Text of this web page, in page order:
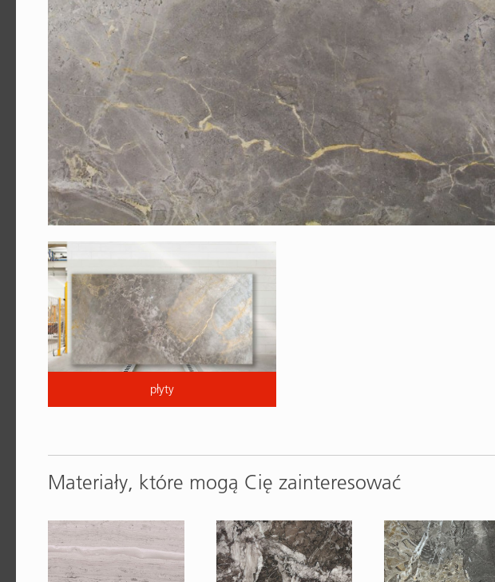
płyty
Materiały, które mogą Cię zainteresować